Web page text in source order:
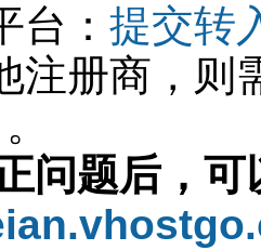
台： 提交转
注册商，则
问题后，可